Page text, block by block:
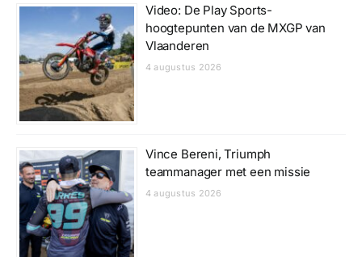
Video: De Play Sports-
hoogtepunten van de MXGP van
Vlaanderen
4 augustus 2026
Vince Bereni, Triumph
teammanager met een missie
4 augustus 2026